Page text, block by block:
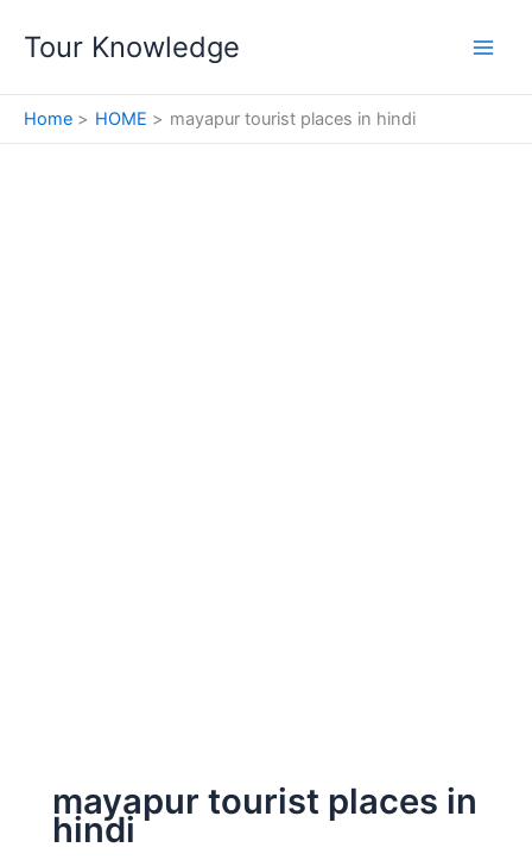
Tour Knowledge
Home HOME mayapur tourist places in hindi
mayapur tourist places in
hindi